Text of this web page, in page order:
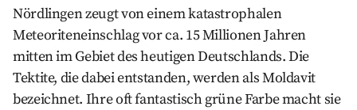
Nördlingen zeugt von einem katastrophalen
Meteoriteneinschlag vor ca. 15 Millionen Jahren
mitten im Gebiet des heutigen Deutschlands. Die
Tektite, die dabei entstanden, werden als Moldavit
bezeichnet. Ihre oft fantastisch grüne Farbe macht sie